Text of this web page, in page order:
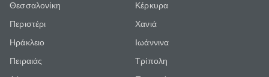
Θεσσαλονίκη
Περιστέρι
Ηράκλειο
Πειραιάς
Κέρκυρα
Χανιά
Ιωάννινα
Τρίπολη